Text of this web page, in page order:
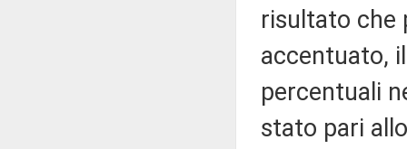
risultato che
accentuato,
percentuali
stato pari